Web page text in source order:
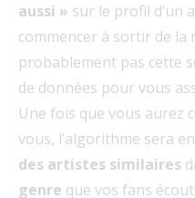
aussi » sur le profil d’un
commencer à sortir de la
probablement pas cette
de données pour vous
Une fois que vous aurez
vous, l’algorithme sera
des artistes similaires
genre que vos fans